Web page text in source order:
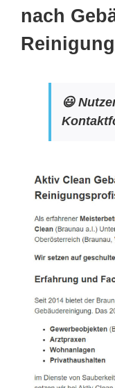
nach
😃